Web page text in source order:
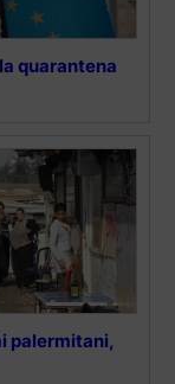
quarantena
palermitani,